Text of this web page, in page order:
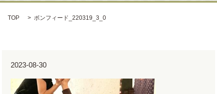
TOP ボンフィード_220319_3_0
2023-08-30